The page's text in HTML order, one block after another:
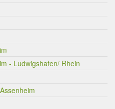
- Ludwigshafen/ Rhein